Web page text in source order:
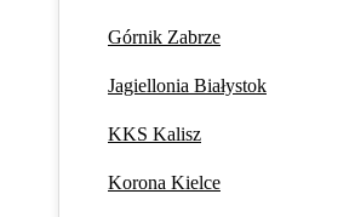
Górnik Zabrze
Jagiellonia Białystok
KKS Kalisz
Korona Kielce